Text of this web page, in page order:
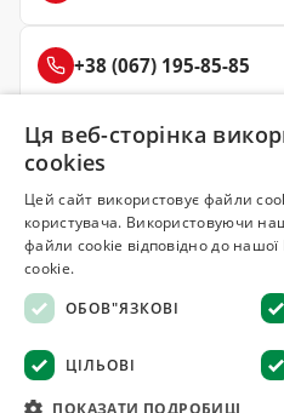
+38 (067) 195-85-85
+38 (050) 145-85-45
СПЕЦІЇ ТА
© 2008–2026 Магазин
Всі матеріали на сайті
Ця веб-сторінка
cookies
Цей сайт використовує файли
користувача. Використовуючи
файли cookie відповідно до
cookie.
ОБОВ"ЯЗКОВІ
ЦІЛЬОВІ
ПОКАЗАТИ ПОДРОБИЦІ